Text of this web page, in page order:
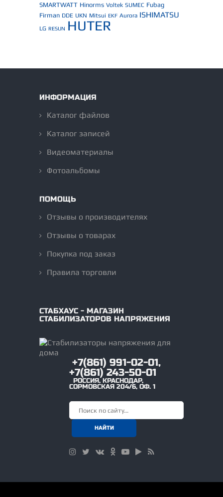
SMARTWATT Hinorms Voltek SUMEC Fubag
Firman DDE UKN Mitsui EKF Aurora ISHIMATSU
LG RESUN HUTER
ИНФОРМАЦИЯ
Каталог файлов
Каталог записей
Видеоматериалы
Фотоальбомы
ПОМОЩЬ
Отзывы о производителях
Отзывы о товарах
Покупка под заказ
Правила торговли
СТАБХАУС - МАГАЗИН
СТАБИЛИЗАТОРОВ НАПРЯЖЕНИЯ
+7(861) 991-02-01,
+7(861) 243-50-01
РОССИЯ,КРАСНОДАР,
СОРМОВСКАЯ 204/6, ОФ. 1